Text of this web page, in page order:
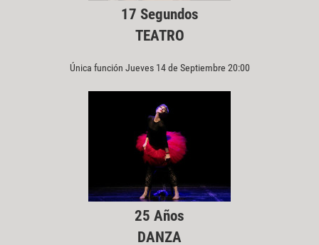
17 Segundos
TEATRO
Única función Jueves 14 de Septiembre 20:00
25 Años
DANZA